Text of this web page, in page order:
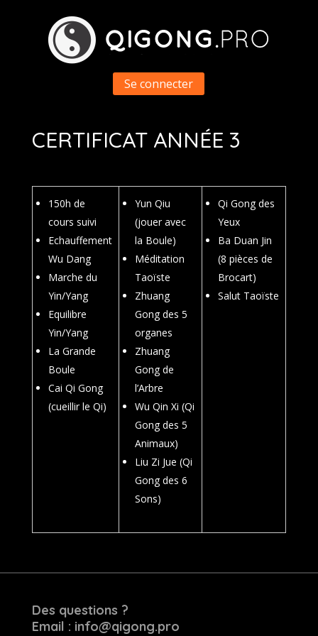
Se connecter
CERTIFICAT ANNÉE 3
150h de
cours suivi
Echauffement
Wu Dang
Marche du
Yin/Yang
Equilibre
Yin/Yang
La Grande
Boule
Cai Qi Gong
(cueillir le Qi)
Yun Qiu
(jouer avec
la Boule)
Méditation
Taoïste
Zhuang
Gong des 5
organes
Zhuang
Gong de
l’Arbre
Wu Qin Xi (Qi
Gong des 5
Animaux)
Liu Zi Jue (Qi
Gong des 6
Sons)
Qi Gong des
Yeux
Ba Duan Jin
(8 pièces de
Brocart)
Salut Taoïste
Des questions ?
Email : info@qigong.pro